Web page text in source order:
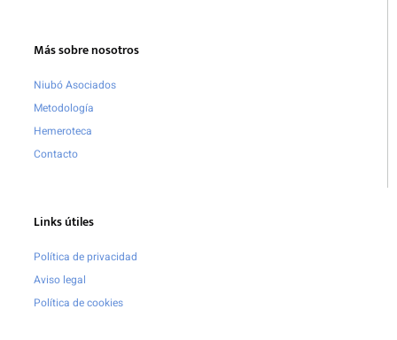
Más sobre nosotros
Niubó Asociados
Metodología
Hemeroteca
Contacto
Links útiles
Política de privacidad
Aviso legal
Política de cookies